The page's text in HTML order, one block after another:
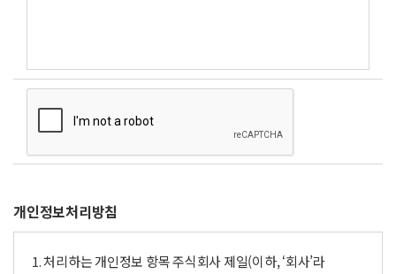
개인정보처리방침
1. 처리하는 개인정보 항목 주식회사 제일(이하, ‘회사’라